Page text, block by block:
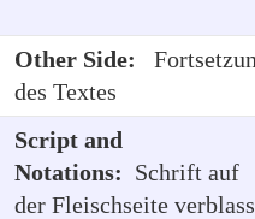
Other Side:
des Textes
Script and
Notations: Schrift auf
der Fleischseite